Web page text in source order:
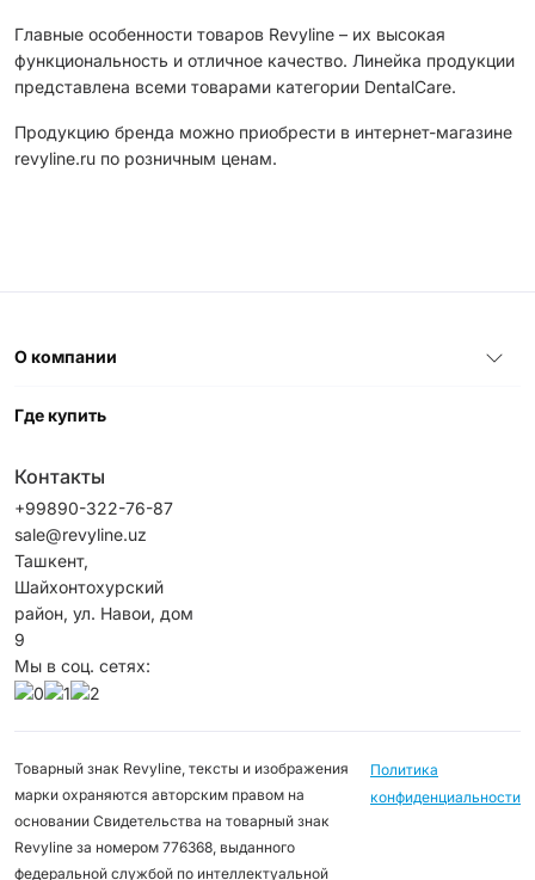
Главные особенности товаров Revyline – их высокая
функциональность и отличное качество. Линейка продукции
представлена всеми товарами категории DentalCare.
Продукцию бренда можно приобрести в интернет-магазине
revyline.ru по розничным ценам.
О компании
Где купить
Контакты
+99890-322-76-87
sale@revyline.uz
Ташкент,
Шайхонтохурский
район, ул. Навои, дом
9
Мы в соц. сетях:
Товарный знак Revyline, тексты и изображения
марки охраняются авторским правом на
основании Свидетельства на товарный знак
Revyline за номером 776368, выданного
федеральной службой по интеллектуальной
Политика
конфиденциальности